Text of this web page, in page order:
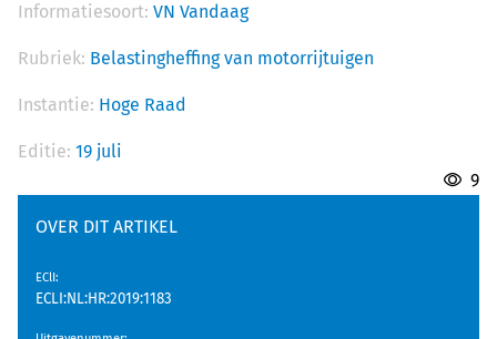
Informatiesoort: VN Vandaag
Rubriek: Belastingheffing van motorrijtuigen
Instantie: Hoge Raad
Editie: 19 juli
9
OVER DIT ARTIKEL
EClI:
ECLI:NL:HR:2019:1183